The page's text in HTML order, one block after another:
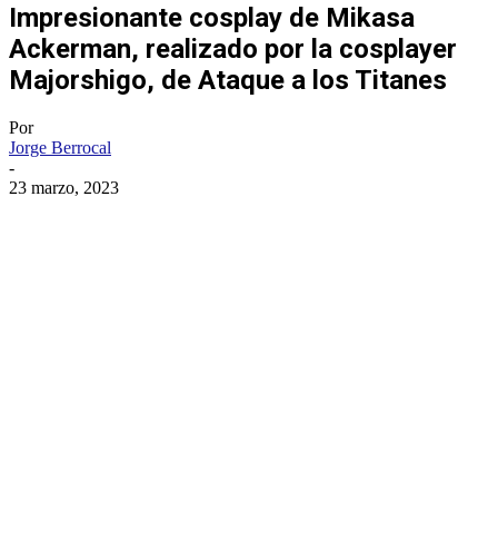
Impresionante cosplay de Mikasa
Ackerman, realizado por la cosplayer
Majorshigo, de Ataque a los Titanes
Por
Jorge Berrocal
-
23 marzo, 2023